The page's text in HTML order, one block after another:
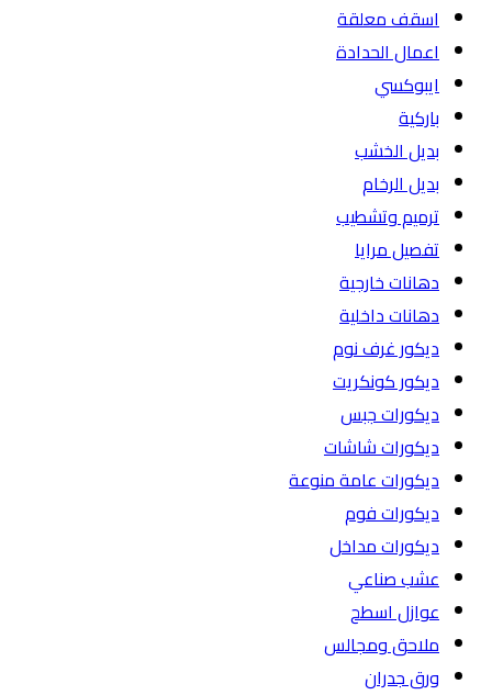
اسقف معلقة
اعمال الحدادة
ايبوكسي
باركية
بديل الخشب
بديل الرخام
ترميم وتشطيب
تفصيل مرايا
دهانات خارجية
دهانات داخلية
ديكور غرف نوم
ديكور كونكريت
ديكورات جبس
ديكورات شاشات
ديكورات عامة منوعة
ديكورات فوم
ديكورات مداخل
عشب صناعي
عوازل اسطح
ملاحق ومجالس
ورق جدران